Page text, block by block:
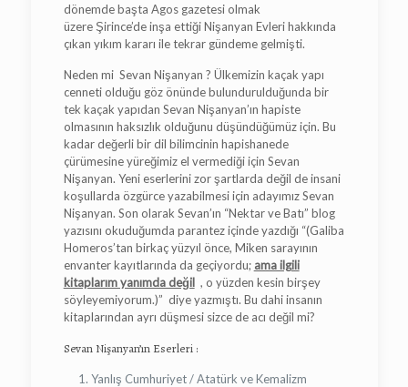
dönemde başta Agos gazetesi olmak
üzere Şirince’de inşa ettiği Nişanyan Evleri hakkında
çıkan yıkım kararı ile tekrar gündeme gelmişti.
Neden mi Sevan Nişanyan ? Ülkemizin kaçak yapı
cenneti olduğu göz önünde bulundurulduğunda bir
tek kaçak yapıdan Sevan Nişanyan’ın hapiste
olmasının haksızlık olduğunu düşündüğümüz için. Bu
kadar değerli bir dil bilimcinin hapishanede
çürümesine yüreğimiz el vermediği için Sevan
Nişanyan. Yeni eserlerini zor şartlarda değil de insani
koşullarda özgürce yazabilmesi için adayımız Sevan
Nişanyan. Son olarak Sevan’ın “Nektar ve Batı” blog
yazısını okuduğumda parantez içinde yazdığı “(Galiba
Homeros’tan birkaç yüzyıl önce, Miken sarayının
envanter kayıtlarında da geçiyordu; ama ilgili
kitaplarım yanımda değil, o yüzden kesin birşey
söyleyemiyorum.)” diye yazmıştı. Bu dahi insanın
kitaplarından ayrı düşmesi sizce de acı değil mi?
Sevan Nişanyan’ın Eserleri :
Yanlış Cumhuriyet / Atatürk ve Kemalizm